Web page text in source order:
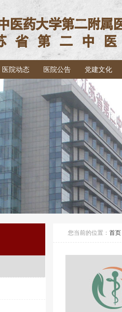
医院动态 医院公告 党建文化
您当前的位置： 首页